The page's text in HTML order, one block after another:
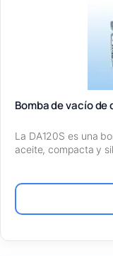
Bomba de vacío de
La DA120S es una
aceite, compacta y